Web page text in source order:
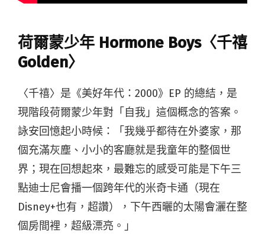
荷爾蒙少年 Hormone Boys〈千禧
Golden〉
〈千禧〉是《美好年代：2000》EP 的總結，是
現階段荷爾蒙少年對「自我」這個概念的答案。
詠安回憶起小時候：「我幾乎都待在外婆家，那
個充滿灰塵、小小的客廳就是我童年的整個世
界；現在回想起來，最難忘的感受可能是下午三
點迪士尼會播一個跨年代的米奇卡通（現在
Disney+也有，超讚），下午西曬的太陽會灑在整
個房間裡，超級漂亮。」